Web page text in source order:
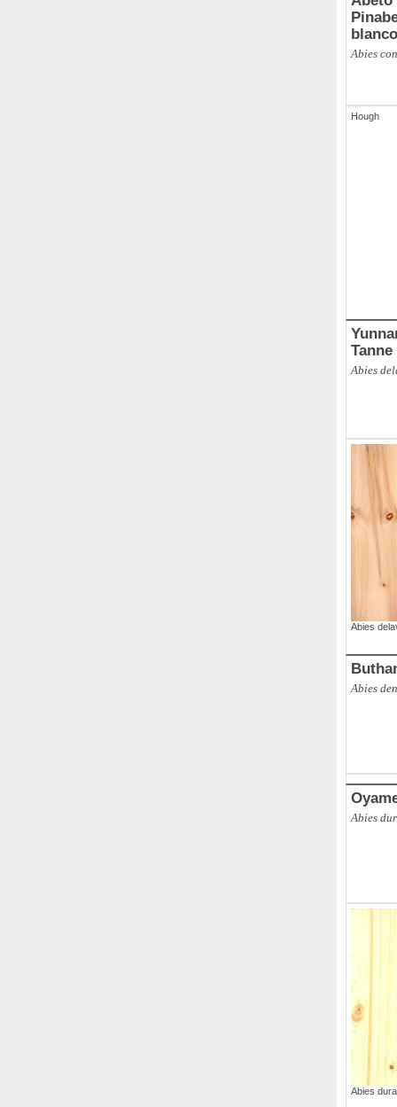
Pinabete;
blanco
Abies
Hough
Yunnan-
Tanne
Abies
Abies
Abies
Abies
Abies